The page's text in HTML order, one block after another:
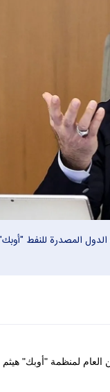
المصدرة للنفط
العام لمنظمة "أوبك"